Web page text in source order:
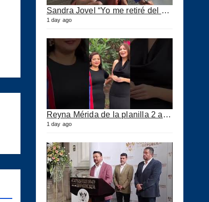
Sandra Jovel “Yo me retiré del Partido Fuerza”
1 day ago
Reyna Mérida de la planilla 2 agradeció a los CPA por su confianza
1 day ago